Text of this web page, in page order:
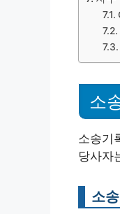
소
소송기
당사자
소